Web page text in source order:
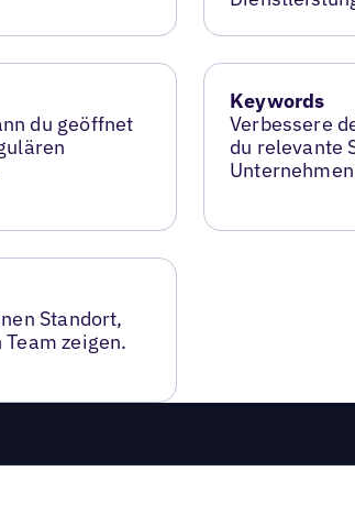
du geöffnet
Keywords
Verbessere
du relevante
Standort,
zeigen.